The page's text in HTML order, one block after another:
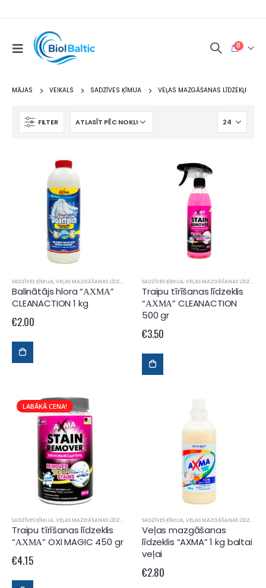
0
MĀJAS VEIKALS SADZĪVES ĶĪMIJA VEĻAS MAZGĀŠANAS LĪDZEKĻI
FILTER
SADZĪVES ĶĪMIJA, VEĻAS MAZGĀŠANAS LĪDZEKĻI
Balinātājs hlora “АХМА”
CLEANACTION 1 kg
€2.00
SADZĪVES ĶĪMIJA, VEĻAS MAZGĀŠANAS LĪDZEKĻI
Traipu tīrīšanas līdzeklis
“АХМА” CLEANACTION
500 gr
€3.50
LABĀKĀ CENA!
SADZĪVES ĶĪMIJA, VEĻAS MAZGĀŠANAS LĪDZEKĻI
Traipu tīrīšanas līdzeklis
“АХМА” OXI MAGIC 450 gr
€4.15
SADZĪVES ĶĪMIJA, VEĻAS MAZGĀŠANAS LĪDZEKĻI
Veļas mazgāšanas
līdzeklis “AXMA” 1 kg baltai
veļai
€2.80